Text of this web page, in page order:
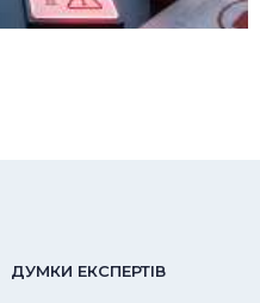
ДУМКИ ЕКСПЕРТIВ